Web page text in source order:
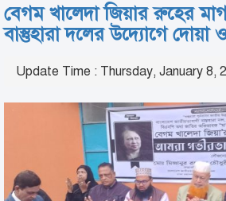
বেগম খালেদা জিয়ার রুহের
বাস্তুহারা দলের উদ্যোগে দোয়া
Update Time : Thursday, January 8,